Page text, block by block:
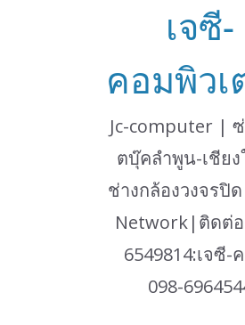
เจซี-
คอมพิวเ
Jc-computer |
ตบุ๊คลำพูน-เชีย
ช่างกล้องวงจรปิ
Network|ติดต่อ
6549814:เจซี-
098-